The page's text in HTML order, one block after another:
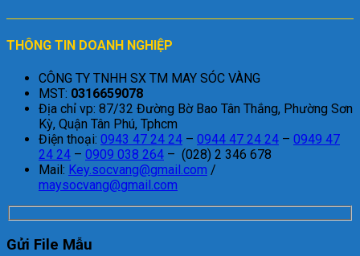
THÔNG TIN DOANH NGHIỆP
CÔNG TY TNHH SX TM MAY SÓC VÀNG
MST: 0316659078
Địa chỉ vp: 87/32 Đường Bờ Bao Tân Thắng, Phường Sơn
Kỳ, Quận Tân Phú, Tphcm
Điện thoại: 0943 47 24 24 – 0944 47 24 24 – 0949 47
24 24 – 0909 038 264 – (028) 2 346 678
Mail: Key.socvang@gmail.com /
maysocvang@gmail.com
Gửi File Mẫu